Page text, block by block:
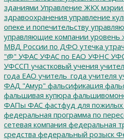
зданиями Управление ЖКХ мэрии
здравоохранения управление
опеке и попечительству
управляющие компании уровень
МВД России по ДФО утечка
"@" УФАС УФАС по ЕАО УФНС
УФССП участковый учения
года ЕАО учитель_года учителя
ФАД "Амур" фальсификация
фальшивая купюра
ФАПы ФАС фастфуд для пожилых
федеральная программа по
сетевая компания федеральная
средства федеральный розыск